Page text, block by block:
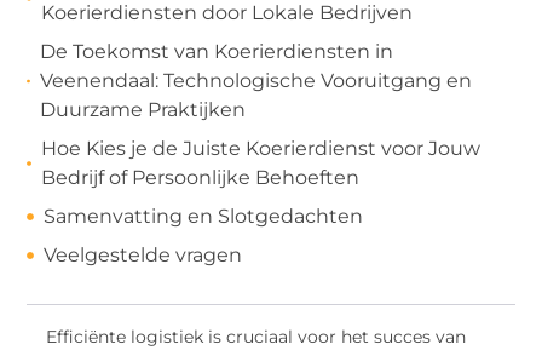
Koerierdiensten door Lokale Bedrijven
De Toekomst van Koerierdiensten in
Veenendaal: Technologische Vooruitgang en
Duurzame Praktijken
Hoe Kies je de Juiste Koerierdienst voor Jouw
Bedrijf of Persoonlijke Behoeften
Samenvatting en Slotgedachten
Veelgestelde vragen
Efficiënte logistiek is cruciaal voor het succes van